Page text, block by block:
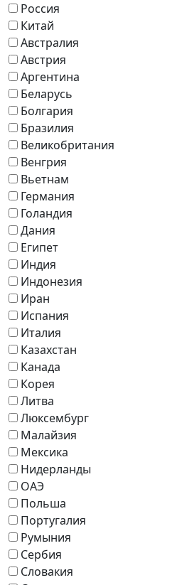
Россия
Китай
Австралия
Австрия
Аргентина
Беларусь
Болгария
Бразилия
Великобритания
Венгрия
Вьетнам
Германия
Голандия
Дания
Египет
Индия
Индонезия
Иран
Испания
Италия
Казахстан
Канада
Корея
Литва
Люксембург
Малайзия
Мексика
Нидерланды
ОАЭ
Польша
Португалия
Румыния
Сербия
Словакия